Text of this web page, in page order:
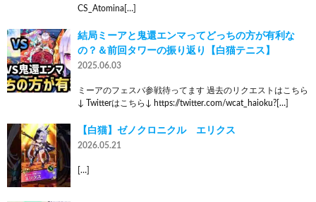
CS_Atomina[…]
結局ミーアと鬼還エンマってどっちの方が有利な
の？＆前回タワーの振り返り【白猫テニス】
2025.06.03
ミーアのフェスバ参戦待ってます 過去のリクエストはこちら
↓ Twitterはこちら↓ https://twitter.com/wcat_haioku?[…]
【白猫】ゼノクロニクル エリクス
2026.05.21
[…]